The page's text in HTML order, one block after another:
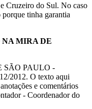
Cruzeiro do Sul. No caso
tinha garantia
NA MIRA DE
SÃO PAULO -
2012. O texto aqui
e comentários
- Coordenador do